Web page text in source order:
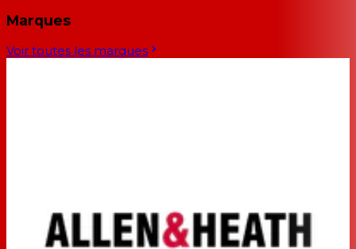
Marques
Voir toutes les marques